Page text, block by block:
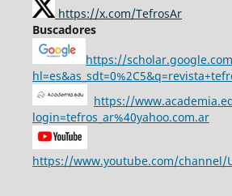
https://x.com/TefrosAr
Buscadores
https://
https://
login=tefros_ar%40yahoo.com.ar
https://www.youtube.com/channel/